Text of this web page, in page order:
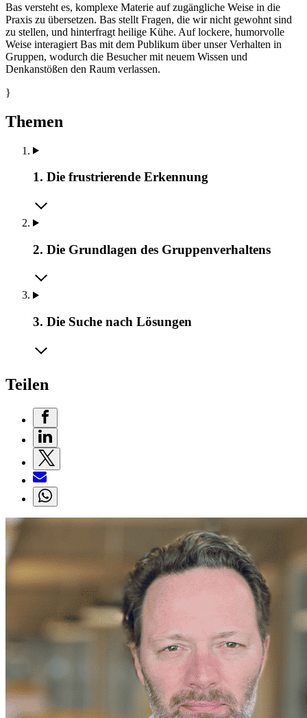
Bas versteht es, komplexe Materie auf zugängliche Weise in die
Praxis zu übersetzen. Bas stellt Fragen, die wir nicht gewohnt sind
zu stellen, und hinterfragt heilige Kühe. Auf lockere, humorvolle
Weise interagiert Bas mit dem Publikum über unser Verhalten in
Gruppen, wodurch die Besucher mit neuem Wissen und
Denkanstößen den Raum verlassen.
}
Themen
1. Die frustrierende Erkennung
2. Die Grundlagen des Gruppenverhaltens
3. Die Suche nach Lösungen
Teilen